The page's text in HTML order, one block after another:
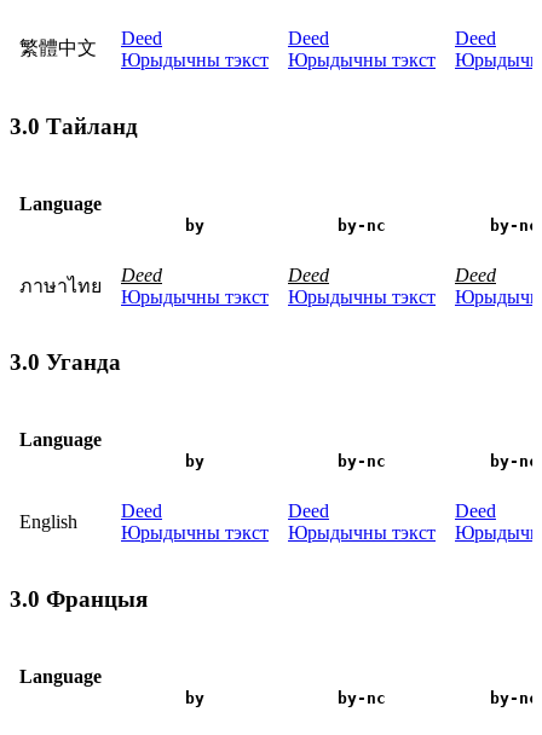
繁體中文
Deed
Юрыдычны тэкст
Deed
Юрыдычны тэкст
Deed
3.0 Тайланд
Language
by by-nc by-
ภาษาไทย
Deed
Юрыдычны тэкст
Deed
Юрыдычны тэкст
Deed
3.0 Уганда
Language
by by-nc by-
English
Deed
Юрыдычны тэкст
Deed
Юрыдычны тэкст
Deed
3.0 Францыя
Language
by by-nc by-